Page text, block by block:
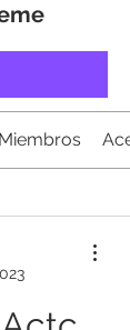
Miembros